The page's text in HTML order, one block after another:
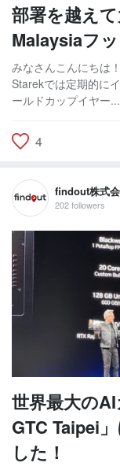
部署を越え
Malaysiaフ
みなさんこんにちは
Starekでは定期的に
ールドカップイヤー...
4
findout株式
202 followers
世界最大の
GTC Taipei
した！